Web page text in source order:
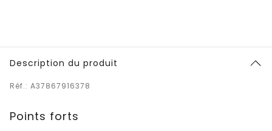
Description du produit
Réf.: A37867916378
Points forts